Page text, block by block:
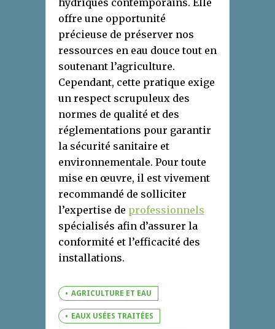
hydriques contemporains. Elle
offre une opportunité
précieuse de préserver nos
ressources en eau douce tout en
soutenant l’agriculture.
Cependant, cette pratique exige
un respect scrupuleux des
normes de qualité et des
réglementations pour garantir
la sécurité sanitaire et
environnementale. Pour toute
mise en œuvre, il est vivement
recommandé de solliciter
l’expertise de professionnels
spécialisés afin d’assurer la
conformité et l’efficacité des
installations.
AGRICULTURE ET EAU
EAUX USÉES TRAITÉES